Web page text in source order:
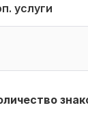
услуги